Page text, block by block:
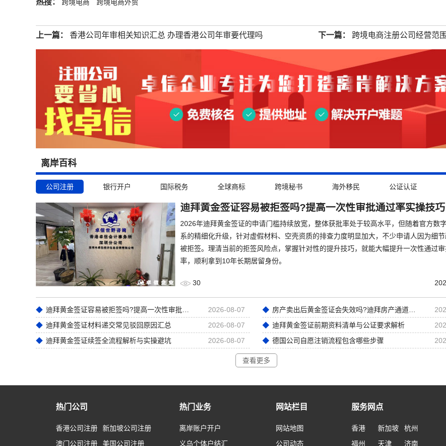
热搜： 跨境电商 跨境电商外贸
上一篇： 香港公司年审相关知识汇总 办理香港公司年审要代理吗 下一篇： 跨境电商注册公司经营范
离岸百科
公司注册 银行开户 国际税务 全球商标 跨境秘书 海外移民 公证认证
迪拜黄金签证容易被拒签吗?提高一次性审批通过率实操技巧
2026年迪拜黄金签证的申请门槛持续放宽，整体获批率处于较高水平，但随着官方数
系的精细化升级，针对虚假材料、空壳资质的排查力度明显加大，不少申请人因为细
被拒签。理清当前的拒签风险点，掌握针对性的提升技巧，就能大幅提升一次性通过
率，顺利拿到10年长期居留身份。
30
2026-08-07
迪拜黄金签证材料递交常见驳回原因汇总
2026-08-07 迪拜黄金签证前期资料清单与公证要求解析
迪拜黄金签证续签全流程解析与实操避坑
2026-08-07 德国公司自愿注销流程包含哪些步骤
查看更多
热门公司
香港公司注册
新加坡公司注册
澳门公司注册
美国公司注册
热门业务
离岸账户开户
义乌个体户结汇
网站栏目
网站地图
公司动态
服务网点
香港 新加坡
杭州
福州
天津 济南